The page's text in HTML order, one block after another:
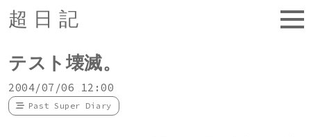
超日記
テスト壊滅。
2004/07/06 12:00
Past Super Diary